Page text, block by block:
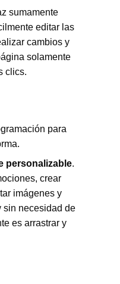
sumamente
editar las
cambios y
solamente
clics.
para
personalizable.
crear
imágenes y
sin necesidad de
es arrastrar y